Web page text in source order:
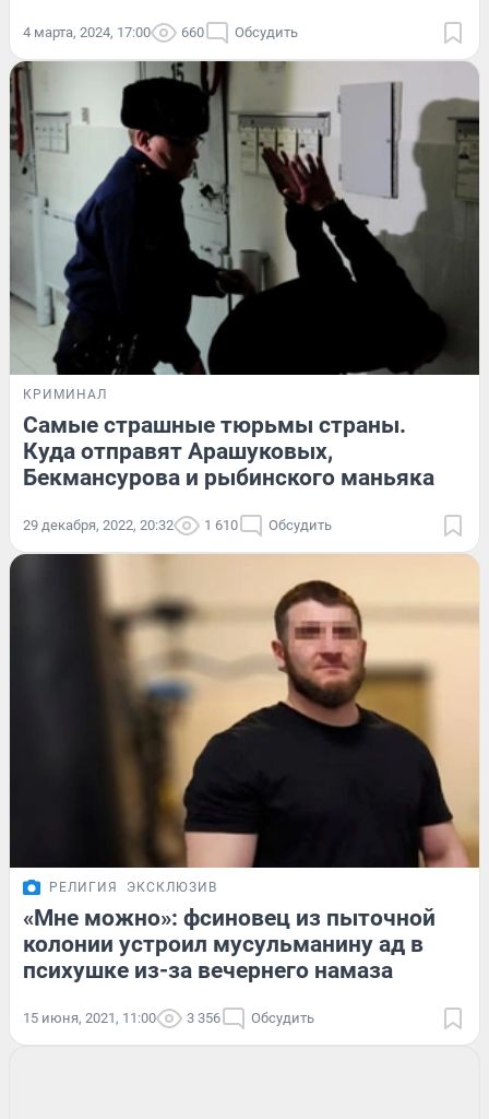
4 марта, 2024, 17:00 660 Обсудить
КРИМИНАЛ
Самые страшные тюрьмы страны.
Куда отправят Арашуковых,
Бекмансурова и рыбинского маньяка
29 декабря, 2022, 20:32 1 610 Обсудить
РЕЛИГИЯ ЭКСКЛЮЗИВ
«Мне можно»: фсиновец из пыточной
колонии устроил мусульманину ад в
психушке из-за вечернего намаза
15 июня, 2021, 11:00 3 356 Обсудить